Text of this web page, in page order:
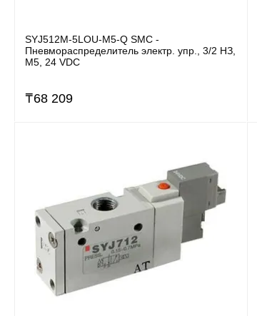
SYJ512M-5LOU-M5-Q SMC -
Пневмораспределитель электр. упр., 3/2 НЗ,
M5, 24 VDC
₸68 209